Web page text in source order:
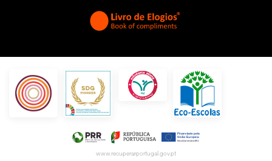
www.recuperarportugal.gov.pt